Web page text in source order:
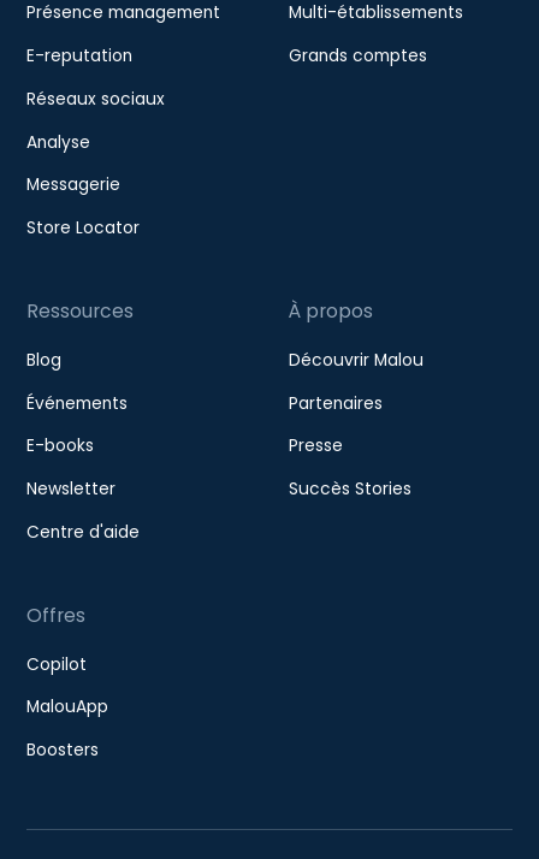
Présence management
E-reputation
Réseaux sociaux
Analyse
Messagerie
Store Locator
Multi-établissements
Grands comptes
Ressources
Blog
Événements
E-books
Newsletter
Centre d'aide
À propos
Découvrir Malou
Partenaires
Presse
Succès Stories
Offres
Copilot
MalouApp
Boosters